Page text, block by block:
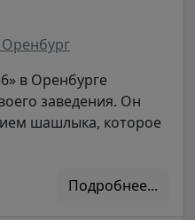
в Оренбурге
заведения. Он
шашлыка, которое
Подробнее...